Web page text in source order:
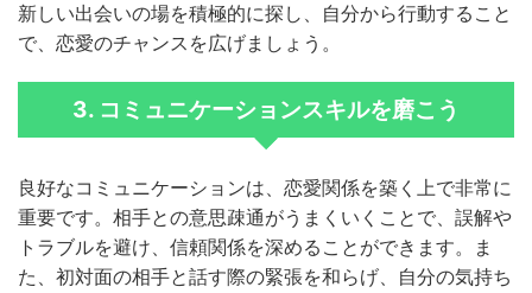
新しい出会いの場を積極的に探し、自分から行動すること
で、恋愛のチャンスを広げましょう。
3. コミュニケーションスキルを磨こう
良好なコミュニケーションは、恋愛関係を築く上で非常に
重要です。相手との意思疎通がうまくいくことで、誤解や
トラブルを避け、信頼関係を深めることができます。ま
た、初対面の相手と話す際の緊張を和らげ、自分の気持ち